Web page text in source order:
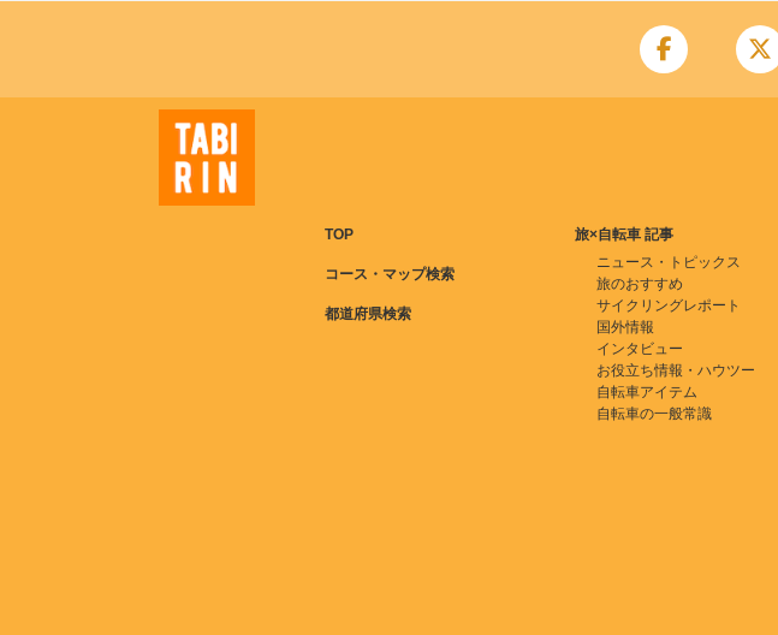
TOP
コース・マップ検索
都道府県検索
旅×自転車 記事
ニュース・トピックス
旅のおすすめ
サイクリングレポート
国外情報
インタビュー
お役立ち情報・ハウツー
自転車アイテム
自転車の一般常識